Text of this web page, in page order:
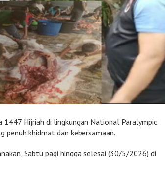
1447 Hijriah di lingkungan National Paralympic
penuh khidmat dan kebersamaan.
Sabtu pagi hingga selesai (30/5/2026) di